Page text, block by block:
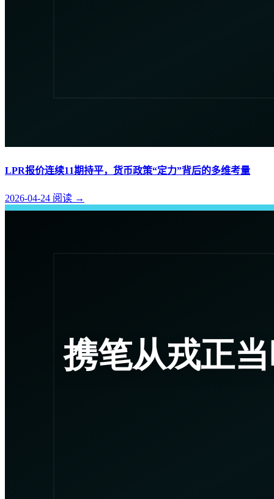
LPR报价连续11期持平，货币政策“定力”背后的多维考量
2026-04-24 阅读 →